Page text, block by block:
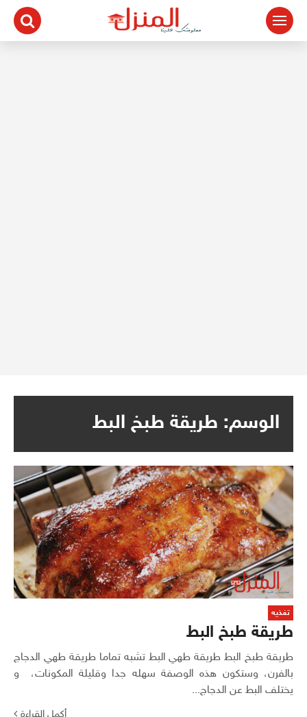
التجاوز
المحتوى
الوسم: طريقة طبخ البط
تغذيه
طريقة طبخ البط
طريقة طبخ البط طريقة طهي البط تشبه تماما طريقة طهي الدجاج
بالفرن، وستكون هذه الوصفة سهله جدا وقليلة المكونات، و
يختلف البط عن الدجاج...